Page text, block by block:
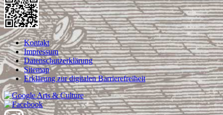
Kontakt
Impressum
Datenschutzerklärung
Sitemap
Erklärung zur digitalen Barrierefreiheit